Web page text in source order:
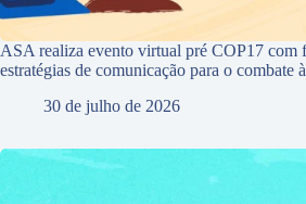
ASA realiza evento virtual pré COP17 com
estratégias de comunicação para o combate
30 de julho de 2026